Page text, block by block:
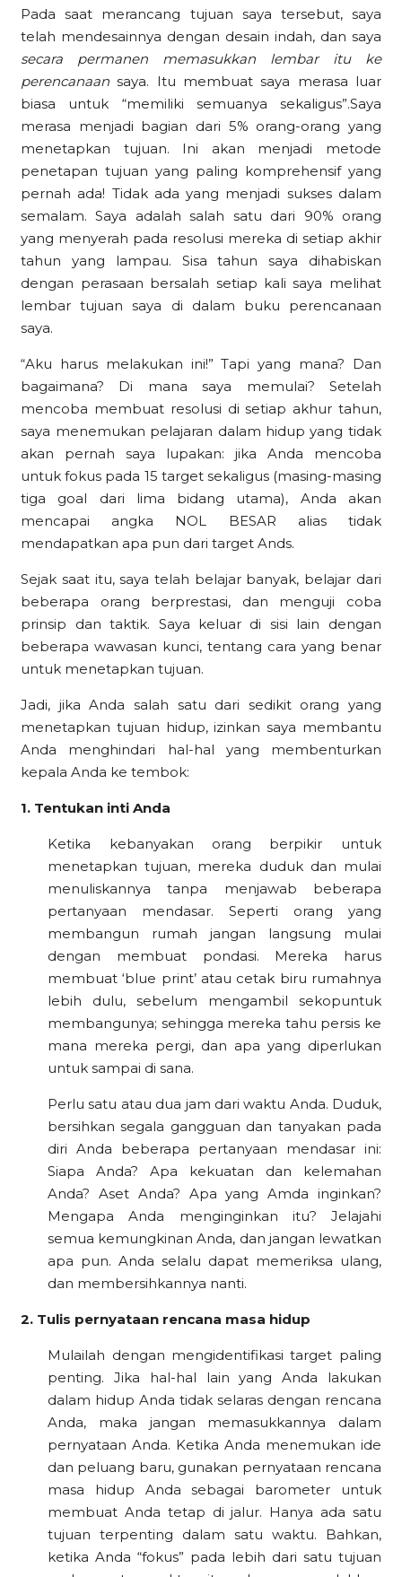
Pada saat merancang tujuan saya tersebut, saya
telah mendesainnya dengan desain indah, dan saya
secara permanen memasukkan lembar itu ke
perencanaan saya. Itu membuat saya merasa luar
biasa untuk “memiliki semuanya sekaligus”.Saya
merasa menjadi bagian dari 5% orang-orang yang
menetapkan tujuan. Ini akan menjadi metode
penetapan tujuan yang paling komprehensif yang
pernah ada! Tidak ada yang menjadi sukses dalam
semalam. Saya adalah salah satu dari 90% orang
yang menyerah pada resolusi mereka di setiap akhir
tahun yang lampau. Sisa tahun saya dihabiskan
dengan perasaan bersalah setiap kali saya melihat
lembar tujuan saya di dalam buku perencanaan
saya.
“Aku harus melakukan ini!” Tapi yang mana? Dan
bagaimana? Di mana saya memulai? Setelah
mencoba membuat resolusi di setiap akhur tahun,
saya menemukan pelajaran dalam hidup yang tidak
akan pernah saya lupakan: jika Anda mencoba
untuk fokus pada 15 target sekaligus (masing-masing
tiga goal dari lima bidang utama), Anda akan
mencapai angka NOL BESAR alias tidak
mendapatkan apa pun dari target Ands.
Sejak saat itu, saya telah belajar banyak, belajar dari
beberapa orang berprestasi, dan menguji coba
prinsip dan taktik. Saya keluar di sisi lain dengan
beberapa wawasan kunci, tentang cara yang benar
untuk menetapkan tujuan.
Jadi, jika Anda salah satu dari sedikit orang yang
menetapkan tujuan hidup, izinkan saya membantu
Anda menghindari hal-hal yang membenturkan
kepala Anda ke tembok:
1. Tentukan inti Anda
Ketika kebanyakan orang berpikir untuk
menetapkan tujuan, mereka duduk dan mulai
menuliskannya tanpa menjawab beberapa
pertanyaan mendasar. Seperti orang yang
membangun rumah jangan langsung mulai
dengan membuat pondasi. Mereka harus
membuat ‘blue print’ atau cetak biru rumahnya
lebih dulu, sebelum mengambil sekopuntuk
membangunya; sehingga mereka tahu persis ke
mana mereka pergi, dan apa yang diperlukan
untuk sampai di sana.
Perlu satu atau dua jam dari waktu Anda. Duduk,
bersihkan segala gangguan dan tanyakan pada
diri Anda beberapa pertanyaan mendasar ini:
Siapa Anda? Apa kekuatan dan kelemahan
Anda? Aset Anda? Apa yang Amda inginkan?
Mengapa Anda menginginkan itu? Jelajahi
semua kemungkinan Anda, dan jangan lewatkan
apa pun. Anda selalu dapat memeriksa ulang,
dan membersihkannya nanti.
2. Tulis pernyataan rencana masa hidup
Mulailah dengan mengidentifikasi target paling
penting. Jika hal-hal lain yang Anda lakukan
dalam hidup Anda tidak selaras dengan rencana
Anda, maka jangan memasukkannya dalam
pernyataan Anda. Ketika Anda menemukan ide
dan peluang baru, gunakan pernyataan rencana
masa hidup Anda sebagai barometer untuk
membuat Anda tetap di jalur. Hanya ada satu
tujuan terpenting dalam satu waktu. Bahkan,
ketika Anda “fokus” pada lebih dari satu tujuan